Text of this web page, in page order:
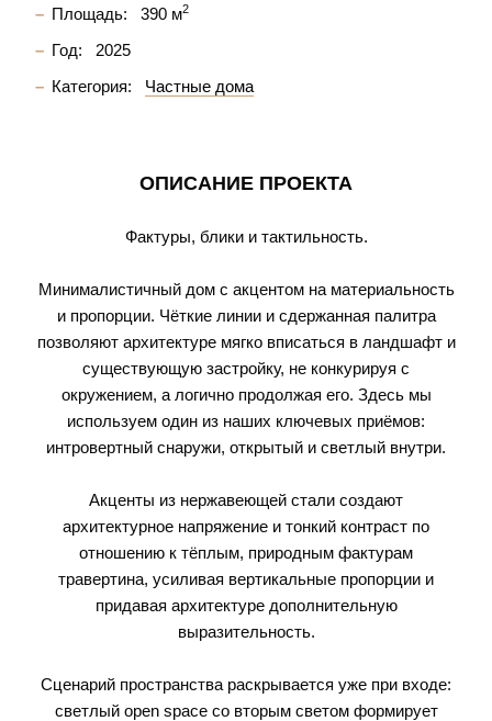
Площадь:
390 м2
Год:
2025
Категория:
Частные дома
ОПИСАНИЕ ПРОЕКТА
Фактуры, блики и тактильность.
Минималистичный дом с акцентом на материальность
и пропорции. Чёткие линии и сдержанная палитра
позволяют архитектуре мягко вписаться в ландшафт и
существующую застройку, не конкурируя с
окружением, а логично продолжая его. Здесь мы
используем один из наших ключевых приёмов:
интровертный снаружи, открытый и светлый внутри.
Акценты из нержавеющей стали создают
архитектурное напряжение и тонкий контраст по
отношению к тёплым, природным фактурам
травертина, усиливая вертикальные пропорции и
придавая архитектуре дополнительную
выразительность.
Сценарий пространства раскрывается уже при входе:
светлый open space со вторым светом формирует